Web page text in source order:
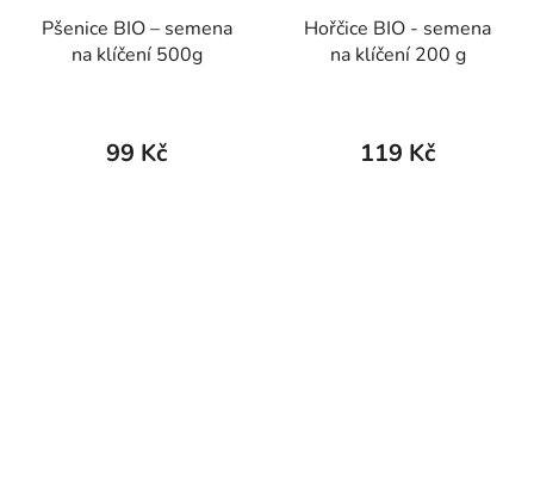
Pšenice BIO – semena
na klíčení 500g
99 Kč
Hořčice BIO - semena
na klíčení 200 g
119 Kč